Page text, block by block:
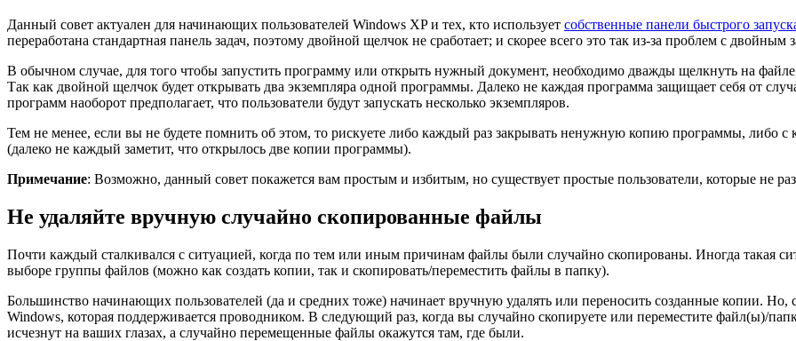
Данный совет актуален для начинающих пользователей Windows XP и тех, кто использует собственные панели быстрого
переработана стандартная панель задач, поэтому двойной щелчок не сработает; и скорее всего это так из-за проблем с двойным
В обычном случае, для того чтобы запустить программу или открыть нужный документ, необходимо дважды щелкнуть на
Так как двойной щелчок будет открывать два экземпляра одной программы. Далеко не каждая программа защищает себя от
программ наоборот предполагает, что пользователи будут запускать несколько экземпляров.
Тем не менее, если вы не будете помнить об этом, то рискуете либо каждый раз закрывать ненужную копию программы, либо
(далеко не каждый заметит, что открылось две копии программы).
Примечание: Возможно, данный совет покажется вам простым и избитым, но существует простые пользователи, которые не
Не удаляйте вручную случайно скопированные файлы
Почти каждый сталкивался с ситуацией, когда по тем или иным причинам файлы были случайно скопированы. Иногда такая
выборе группы файлов (можно как создать копии, так и скопировать/переместить файлы в папку).
Большинство начинающих пользователей (да и средних тоже) начинает вручную удалять или переносить созданные копии.
Windows, которая поддерживается проводником. В следующий раз, когда вы случайно скопируете или переместите файл(ы)/
исчезнут на ваших глазах, а случайно перемещенные файлы окажутся там, где были.